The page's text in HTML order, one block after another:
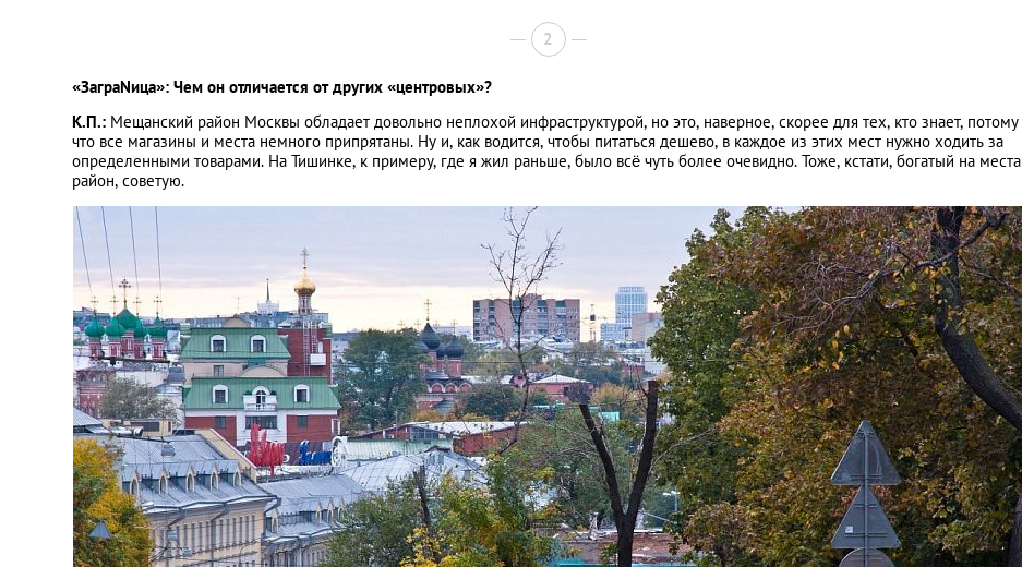
2
«ЗаграNица»: Чем он отличается от других «центровых»?
К.П.: Мещанский район Москвы обладает довольно неплохой инфраструктурой, но это, наверное, скорее для тех, кто знает, потому
что все магазины и места немного припрятаны. Ну и, как водится, чтобы питаться дешево, в каждое из этих мест нужно ходить за
определенными товарами. На Тишинке, к примеру, где я жил раньше, было всё чуть более очевидно. Тоже, кстати, богатый на места
район, советую.